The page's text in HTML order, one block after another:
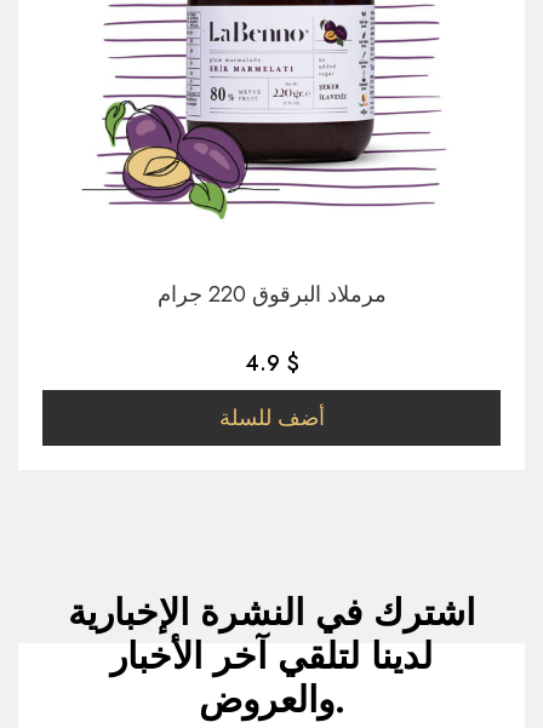
مرملاد البرقوق 220 جرام
4.9 $
أضف للسلة
اشترك في النشرة الإخبارية
لدينا لتلقي آخر الأخبار
والعروض.